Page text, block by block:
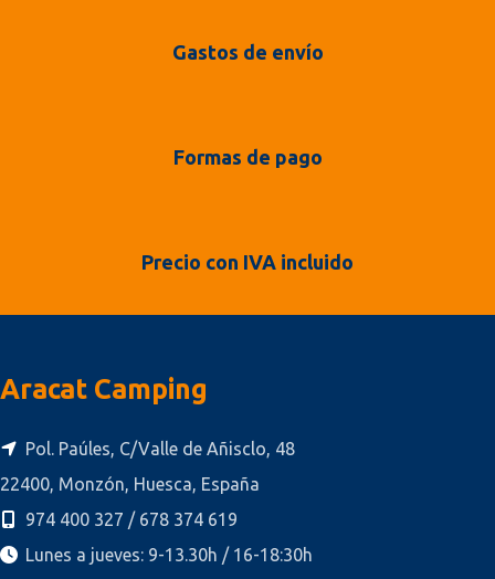
Gastos de envío
Formas de pago
Precio con IVA incluido
Aracat Camping
Pol. Paúles, C/Valle de Añisclo, 48
22400, Monzón, Huesca, España
974 400 327 / 678 374 619
Lunes a jueves: 9-13.30h / 16-18:30h